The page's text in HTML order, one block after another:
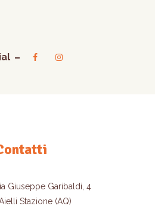
Giuseppe Garibaldi, 4
Stazione (AQ)